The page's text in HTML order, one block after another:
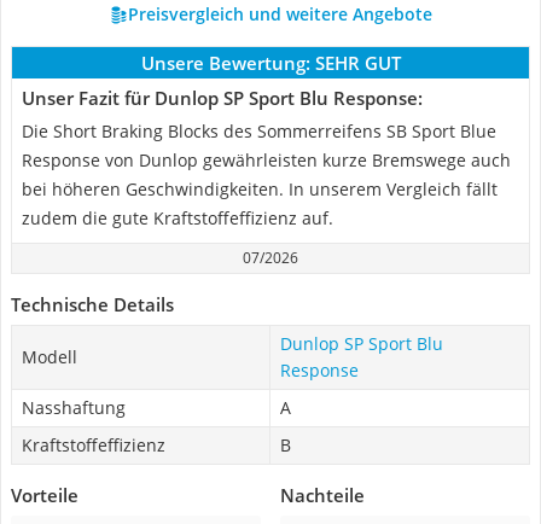
Preisvergleich und weitere Angebote
Unsere Bewertung: SEHR GUT
Unser Fazit für Dunlop SP Sport Blu Response:
Die Short Braking Blocks des Sommerreifens SB Sport Blue
Response von Dunlop gewährleisten kurze Bremswege auch
bei höheren Geschwindigkeiten. In unserem Vergleich fällt
zudem die gute Kraftstoffeffizienz auf.
07/2026
Technische Details
Modell
Dunlop SP Sport Blu
Response
Nasshaftung
A
Kraftstoffeffizienz
B
Vorteile Nachteile